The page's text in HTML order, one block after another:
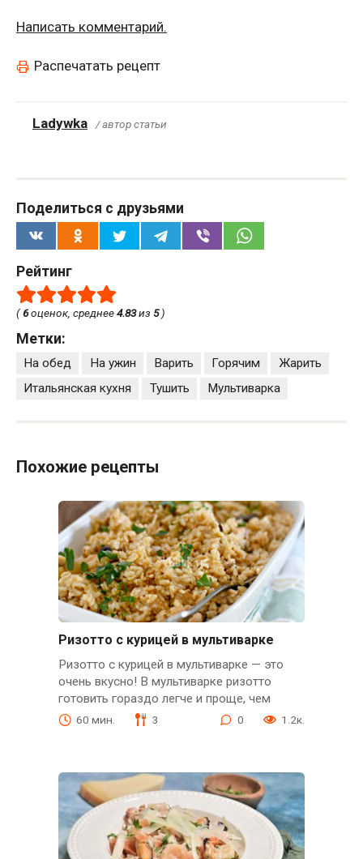
Написать комментарий.
Распечатать рецепт
Ladywka / автор статьи
Поделиться с друзьями
Рейтинг
(6оценок, среднее4.83из 5)
Метки:
На обед На ужин Варить Горячим
Жарить
Итальянская кухня
Тушить Мультиварка
Похожие рецепты
Ризотто с курицей в мультиварке
Ризотто с курицей в мультиварке — это
очень вкусно! В мультиварке ризотто
готовить гораздо легче и проще, чем
60 мин. 3 0 1.2к.